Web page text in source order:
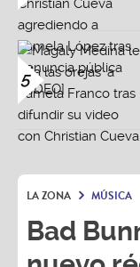
5
LA ZONA MÚSICA
Bad